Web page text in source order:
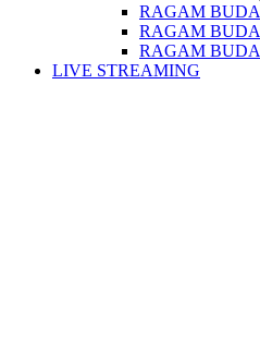
RAGAM
RAGAM
RAGAM
LIVE STREAMING